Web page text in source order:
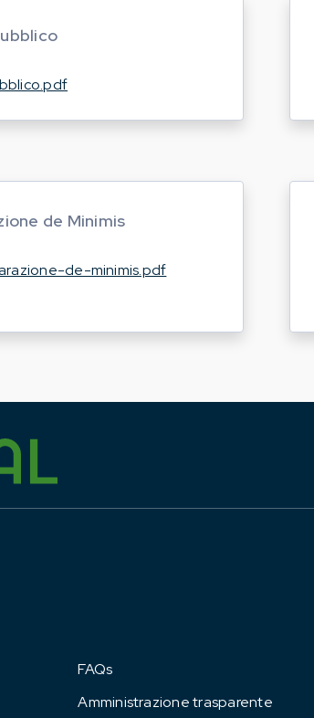
de Minimis
de-minimis.pdf
FAQs
Amministrazione trasparente